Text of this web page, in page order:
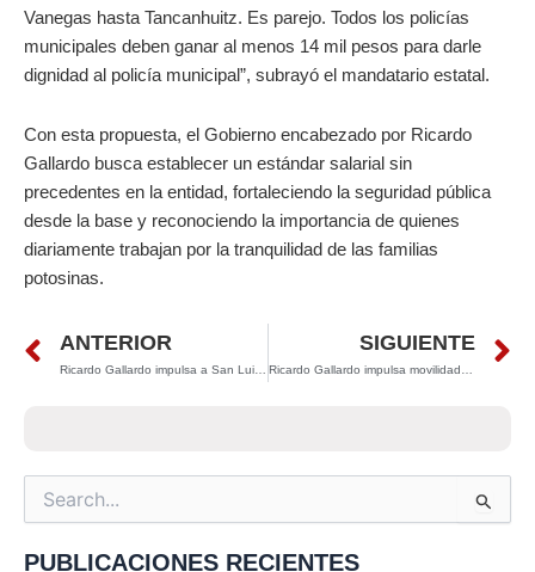
Vanegas hasta Tancanhuitz. Es parejo. Todos los policías
municipales deben ganar al menos 14 mil pesos para darle
dignidad al policía municipal”, subrayó el mandatario estatal.
Con esta propuesta, el Gobierno encabezado por Ricardo
Gallardo busca establecer un estándar salarial sin
precedentes en la entidad, fortaleciendo la seguridad pública
desde la base y reconociendo la importancia de quienes
diariamente trabajan por la tranquilidad de las familias
potosinas.
Prev
ANTERIOR
Ricardo Gallardo impulsa a San Luis Potosí al podio económico nacional
SIGUIENTE
Ricardo Gallardo impulsa movilidad verde con bicicletas en el sistema MetroRed
Search
for:
PUBLICACIONES RECIENTES